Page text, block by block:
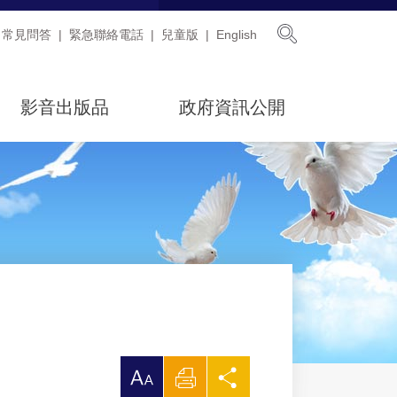
常見問答 緊急聯絡電話 兒童版 English
影音出版品 政府資訊公開
放 列